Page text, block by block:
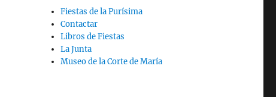
Fiestas de la Purísima
Contactar
Libros de Fiestas
La Junta
Museo de la Corte de María